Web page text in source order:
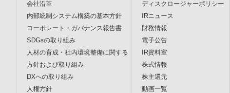
会社沿革
内部統制システム構築の基本方針
コーポレート・ガバナンス報告書
SDGsの取り組み
人材の育成・社内環境整備に関する
方針および取り組み
DXへの取り組み
人権方針
ディスクロージャーポリシー
IRニュース
財務情報
電子公告
IR資料室
株式情報
株主還元
動画一覧